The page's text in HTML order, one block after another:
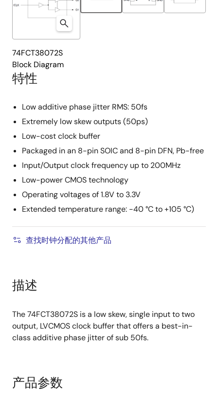
特性
Low additive phase jitter RMS: 50fs
Extremely low skew outputs (50ps)
Low-cost clock buffer
Packaged in an 8-pin SOIC and 8-pin DFN, Pb-free
Input/Output clock frequency up to 200MHz
Low-power CMOS technology
Operating voltages of 1.8V to 3.3V
Extended temperature range: -40 °C to +105 °C)
查找时钟分配的其他产品
74FCT38072S
Block Diagram
描述
The 74FCT38072S is a low skew, single input to two
output, LVCMOS clock buffer that offers a best-in-
class additive phase jitter of sub 50fs.
产品参数